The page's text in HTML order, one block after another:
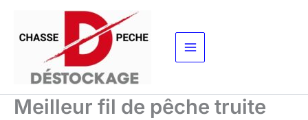
contenu
Meilleur fil de pêche truite